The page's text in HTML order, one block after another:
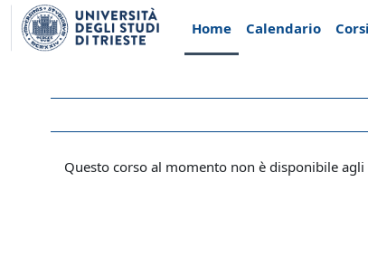
Vai al contenuto principale
Home
Calendario Corsi
Questo corso al momento non è disponibile